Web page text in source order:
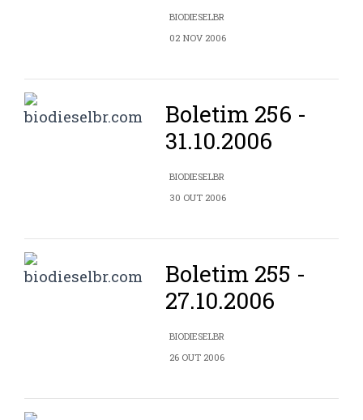
BIODIESELBR
02 NOV 2006
Boletim 256 -
31.10.2006
BIODIESELBR
30 OUT 2006
Boletim 255 -
27.10.2006
BIODIESELBR
26 OUT 2006